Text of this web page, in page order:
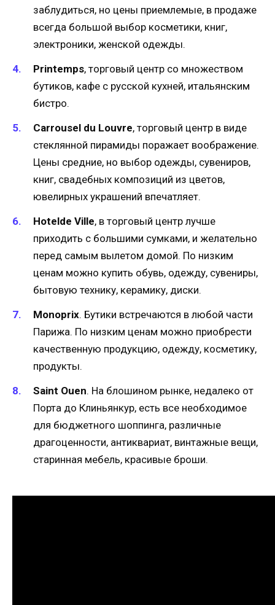
заблудиться, но цены приемлемые, в продаже
всегда большой выбор косметики, книг,
электроники, женской одежды.
Printemps, торговый центр со множеством
бутиков, кафе с русской кухней, итальянским
бистро.
Carrousel du Louvre, торговый центр в виде
стеклянной пирамиды поражает воображение.
Цены средние, но выбор одежды, сувениров,
книг, свадебных композиций из цветов,
ювелирных украшений впечатляет.
Hotelde Ville, в торговый центр лучше
приходить с большими сумками, и желательно
перед самым вылетом домой. По низким
ценам можно купить обувь, одежду, сувениры,
бытовую технику, керамику, диски.
Monoprix. Бутики встречаются в любой части
Парижа. По низким ценам можно приобрести
качественную продукцию, одежду, косметику,
продукты.
Saint Ouen. На блошином рынке, недалеко от
Порта до Клиньянкур, есть все необходимое
для бюджетного шоппинга, различные
драгоценности, антиквариат, винтажные вещи,
старинная мебель, красивые броши.